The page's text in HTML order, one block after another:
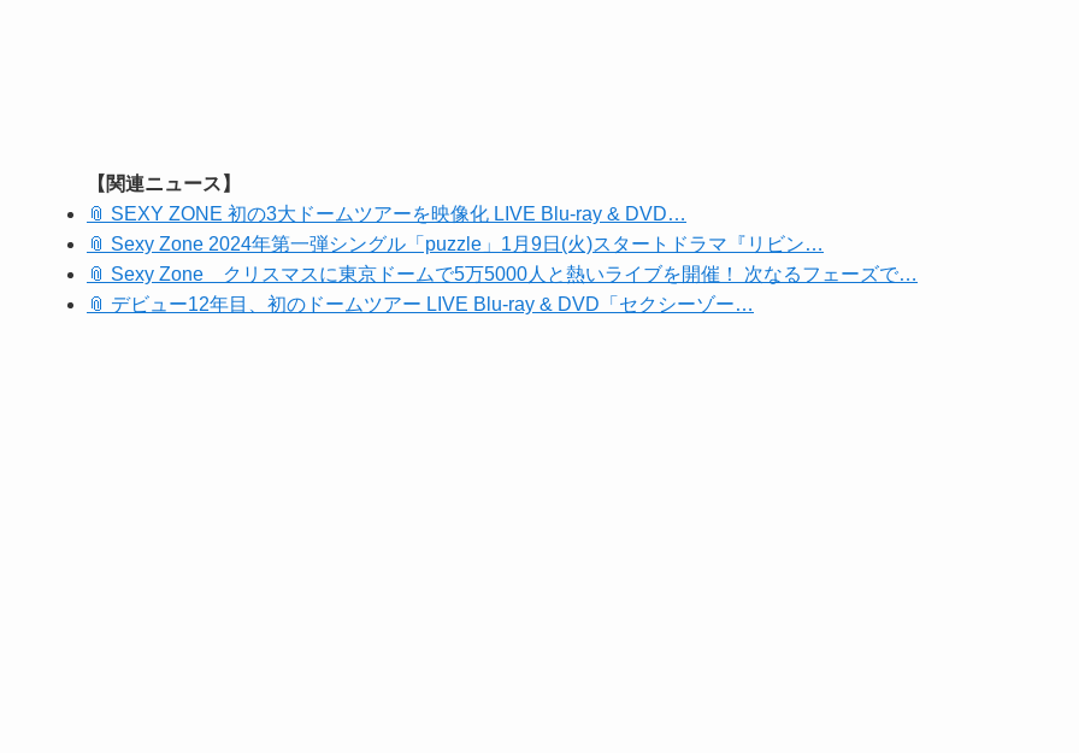
【関連ニュース】
📎 SEXY ZONE 初の3大ドームツアーを映像化 LIVE Blu-ray & DVD…
📎 Sexy Zone 2024年第一弾シングル「puzzle」1月9日(火)スタートドラマ『リビン…
📎 Sexy Zone クリスマスに東京ドームで5万5000人と熱いライブを開催！ 次なるフェーズで…
📎 デビュー12年目、初のドームツアー LIVE Blu-ray & DVD「セクシーゾー…